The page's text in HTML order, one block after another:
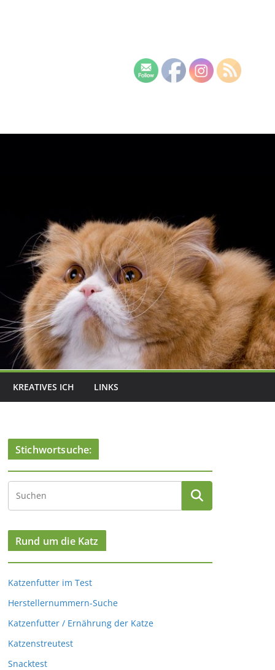
KREATIVES ICH LINKS
Stichwortsuche:
Rund um die Katz
Katzenfutter im Test
Herstellernummern-Suche
Katzenfutter / Ernährung der Katze
Katzenstreutest
Snacktest